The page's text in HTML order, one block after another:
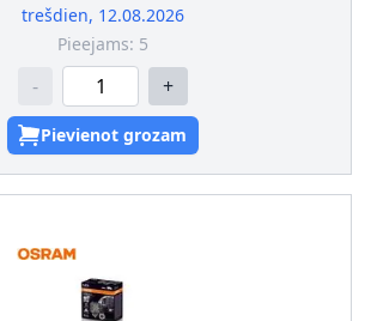
trešdien, 12.08.2026
Pieejams: 5
- +
Pievienot grozam